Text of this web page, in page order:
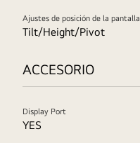
Ajustes de posición de la pantalla
Tilt/Height/Pivot
ACCESORIO
Display Port
YES